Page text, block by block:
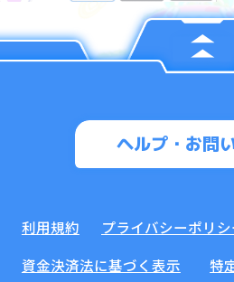
ヘルプ・お問
利用規約 プライバシーポリシ
資金決済法に基づく表示
特